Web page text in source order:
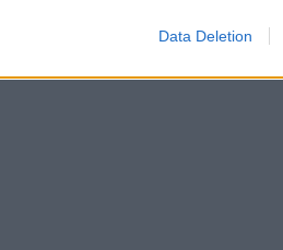
Data Deletion